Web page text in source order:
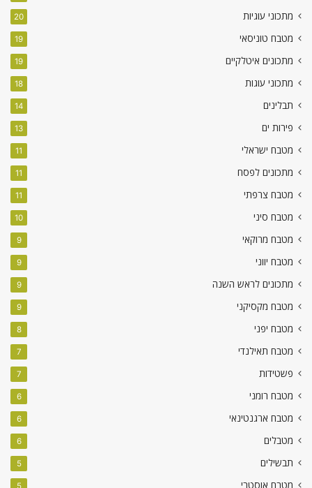
מתכוני עוגיות 20
מטבח טוניסאי 19
מתכונים איטלקיים 19
מתכוני עוגות 18
תבלינים 14
פירות ים 13
מטבח ישראלי 11
מתכונים לפסח 11
מטבח צרפתי 11
מטבח סיני 10
מטבח מרוקאי 9
מטבח יווני 9
מתכונים לראש השנה 9
מטבח מקסיקני 9
מטבח יפני 8
מטבח תאילנדי 7
פשטידות 7
מטבח רומני 6
מטבח ארגנטינאי 6
מטבלים 6
תבשילים 5
מטבח אוסטרי 5